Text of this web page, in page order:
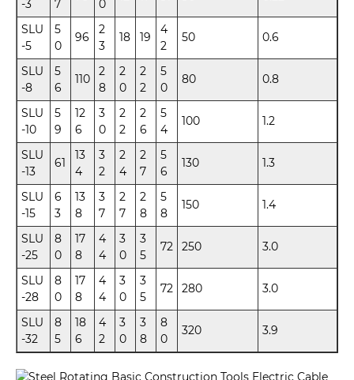
-3
7
0
SLU
-5
5
0
96
2
3
18 19
4
2
50 0.6
SLU
-8
5
6
110
2
8
2
0
2
2
5
0
80 0.8
SLU
-10
5
9
12
6
3
0
2
2
2
6
5
4
100 1.2
SLU
-13
61
13
4
3
2
2
4
2
7
5
6
130 1.3
SLU
-15
6
3
13
8
3
7
2
7
2
8
5
8
150 1.4
SLU
-25
8
0
17
8
4
4
3
0
3
5
72 250 3.0
SLU
-28
8
0
17
8
4
4
3
0
3
5
72 280 3.0
SLU
-32
8
5
18
6
4
2
3
0
3
8
8
0
320 3.9